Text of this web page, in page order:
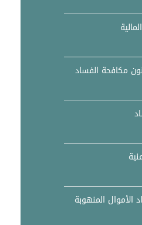
مكافحة الفساد
الأموال المنهوبة